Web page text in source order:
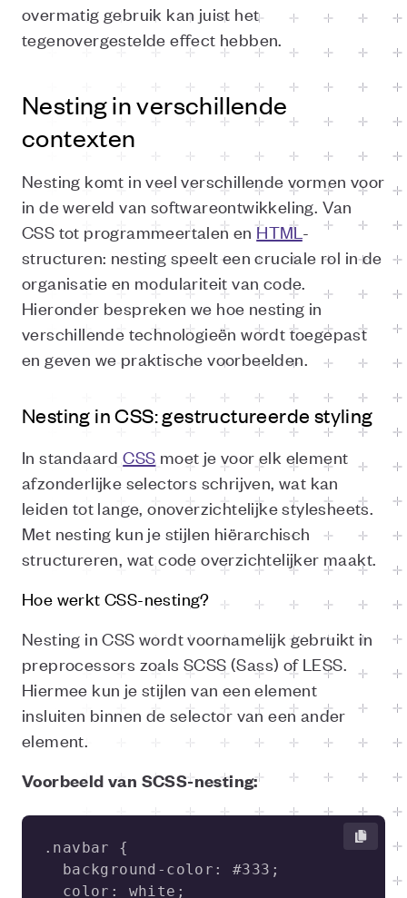
overmatig gebruik kan juist het
tegenovergestelde effect hebben.
Nesting in verschillende
contexten
Nesting komt in veel verschillende vormen voor
in de wereld van softwareontwikkeling. Van
CSS tot programmeertalen enHTML -
structuren: nesting speelt een cruciale rol in de
organisatie en modulariteit van code.
Hieronder bespreken we hoe nesting in
verschillende technologieën wordt toegepast
en geven we praktische voorbeelden.
Nesting in CSS: gestructureerde styling
In standaardCSSmoet je voor elk element
afzonderlijke selectors schrijven, wat kan
leiden tot lange, onoverzichtelijke stylesheets.
Met nesting kun je stijlen hiërarchisch
structureren, wat code overzichtelijker maakt.
Hoe werkt CSS-nesting?
Nesting in CSS wordt voornamelijk gebruikt in
preprocessors zoals SCSS (Sass) of LESS.
Hiermee kun je stijlen van een element
insluiten binnen de selector van een ander
element.
Voorbeeld van SCSS-nesting: